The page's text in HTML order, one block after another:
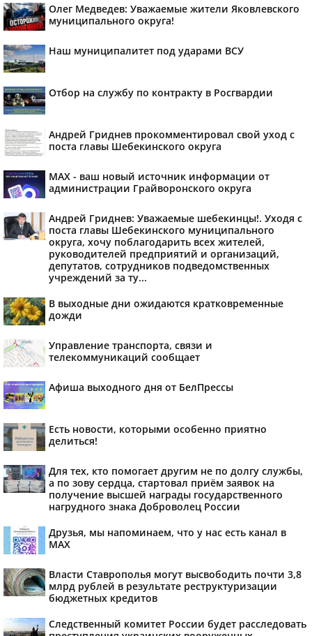
Олег Медведев: Уважаемые жители Яковлевского
муниципального округа!
Наш муниципалитет под ударами ВСУ
Отбор на службу по контракту в Росгвардии
Андрей Гриднев прокомментировал свой уход с
поста главы Шебекинского округа
MAX - ваш новый источник информации от
администрации Грайворонского округа
Андрей Гриднев: Уважаемые шебекинцы!. Уходя с
поста главы Шебекинского муниципального
округа, хочу поблагодарить всех жителей,
руководителей предприятий и организаций,
депутатов, сотрудников подведомственных
учреждений за ту...
В выходные дни ожидаются кратковременные
дожди
Управление транспорта, связи и
телекоммуникаций сообщает
Афиша выходного дня от БелПрессы
Есть новости, которыми особенно приятно
делиться!
Для тех, кто помогает другим не по долгу службы,
а по зову сердца, стартовал приём заявок на
получение высшей награды государственного
нагрудного знака Доброволец России
Друзья, мы напоминаем, что у нас есть канал в
МАХ
Власти Ставрополья могут высвободить почти 3,8
млрд рублей в результате реструктуризации
бюджетных кредитов
Следственный комитет России будет расследовать